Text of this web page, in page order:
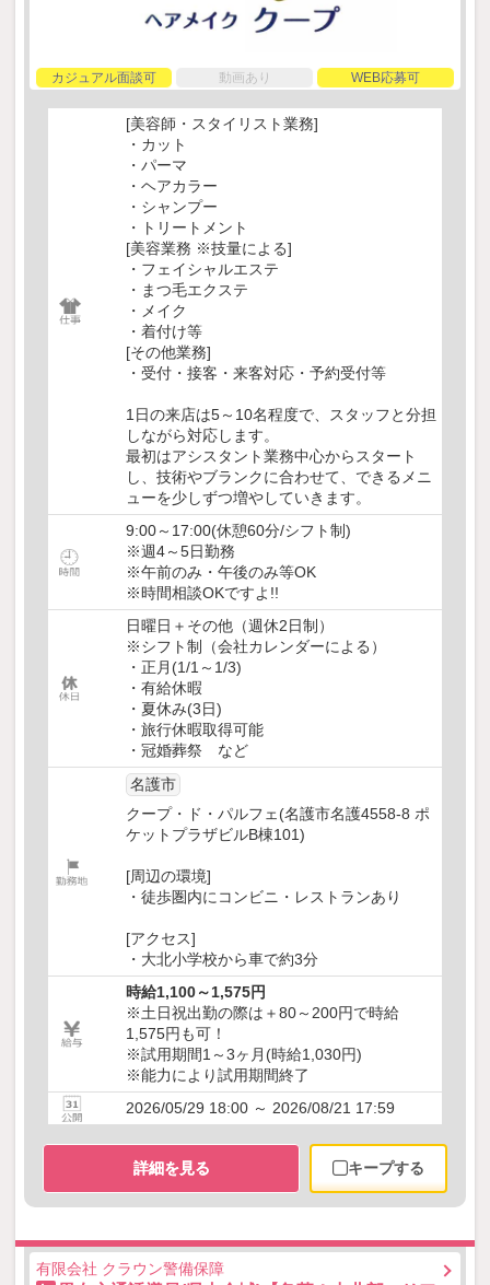
カジュアル面談可 動画あり WEB応募可
[美容師・スタイリスト業務]
・カット
・パーマ
・ヘアカラー
・シャンプー
・トリートメント
[美容業務 ※技量による]
・フェイシャルエステ
・まつ毛エクステ
・メイク
・着付け等
[その他業務]
・受付・接客・来客対応・予約受付等
1日の来店は5～10名程度で、スタッフと分担
しながら対応します。
最初はアシスタント業務中心からスタート
し、技術やブランクに合わせて、できるメニ
ューを少しずつ増やしていきます。
9:00～17:00(休憩60分/シフト制)
※週4～5日勤務
※午前のみ・午後のみ等OK
※時間相談OKですよ!!
日曜日＋その他（週休2日制）
※シフト制（会社カレンダーによる）
・正月(1/1～1/3)
・有給休暇
・夏休み(3日)
・旅行休暇取得可能
・冠婚葬祭 など
名護市
クープ・ド・パルフェ(名護市名護4558-8 ポ
ケットプラザビルB棟101)
[周辺の環境]
・徒歩圏内にコンビニ・レストランあり
[アクセス]
・大北小学校から車で約3分
時給1,100～1,575円
※土日祝出勤の際は＋80～200円で時給
1,575円も可！
※試用期間1～3ヶ月(時給1,030円)
※能力により試用期間終了
2026/05/29 18:00 ～ 2026/08/21 17:59
詳細を見る キープする
有限会社 クラウン警備保障